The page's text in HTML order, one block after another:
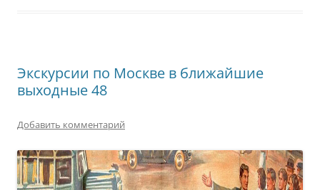
Экскурсии по Москве в ближайшие
выходные 48
Добавить комментарий